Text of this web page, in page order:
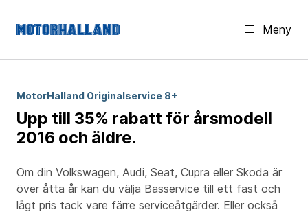
Meny
MotorHalland Original­service 8+
Upp till 35% rabatt för årsmodell
2016 och äldre.
Om din Volkswagen, Audi, Seat, Cupra eller Skoda är
över åtta år kan du välja Basservice till ett fast och
lågt pris tack vare färre serviceåtgärder. Eller också